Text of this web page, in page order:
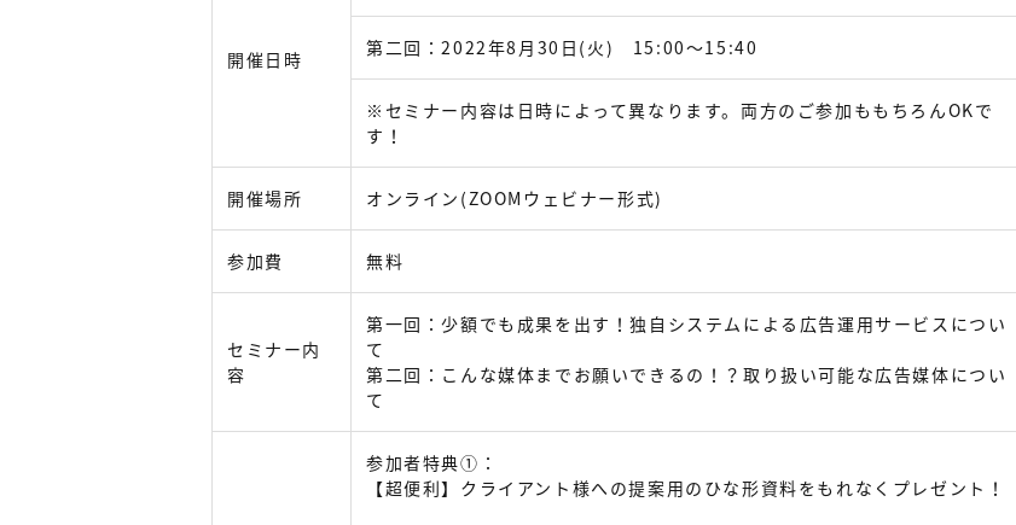
開催日時 第二回：2022年8月30日(火) 15:00～15:40
※セミナー内容は日時によって異なります。両方のご参加ももちろんOKで
す！
開催場所 オンライン(ZOOMウェビナー形式)
参加費 無料
セミナー内
容
第一回：少額でも成果を出す！独自システムによる広告運用サービスについ
て
第二回：こんな媒体までお願いできるの！？取り扱い可能な広告媒体につい
て
参加者特典①：
【超便利】クライアント様への提案用のひな形資料をもれなくプレゼント！